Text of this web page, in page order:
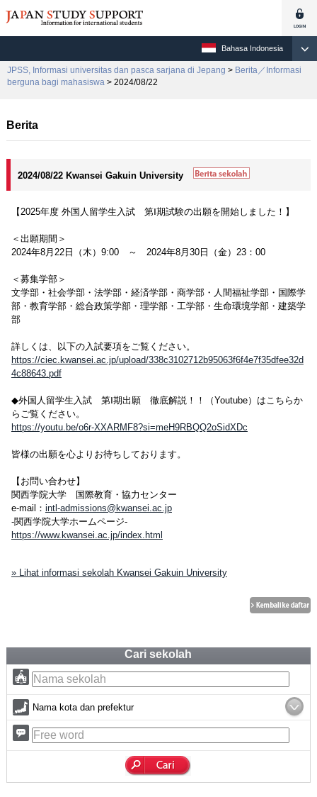
Bahasa Indonesia
JPSS, Informasi universitas dan pasca sarjana di Jepang > Berita／Informasi
berguna bagi mahasiswa > 2024/08/22
Berita
2024/08/22 Kwansei Gakuin University
【2025年度 外国人留学生入試 第Ⅰ期試験の出願を開始しました！】
＜出願期間＞
2024年8月22日（木）9:00 ～ 2024年8月30日（金）23：00
＜募集学部＞
文学部・社会学部・法学部・経済学部・商学部・人間福祉学部・国際学
部・教育学部・総合政策学部・理学部・工学部・生命環境学部・建築学
部
詳しくは、以下の入試要項をご覧ください。
https://ciec.kwansei.ac.jp/upload/338c3102712b95063f6f4e7f35dfee32d
4c88643.pdf
◆外国人留学生入試 第Ⅰ期出願 徹底解説！！（Youtube）はこちらか
らご覧ください。
https://youtu.be/o6r-XXARMF8?si=meH9RBQQ2oSidXDc
皆様の出願を心よりお待ちしております。
【お問い合わせ】
関西学院大学 国際教育・協力センター
e-mail： intl-admissions@kwansei.ac.jp
-関西学院大学ホームページ-
https://www.kwansei.ac.jp/index.html
» Lihat informasi sekolah Kwansei Gakuin University
Cari sekolah
Nama kota dan prefektur